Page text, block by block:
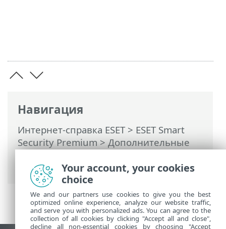
Навигация
Интернет-справка ESET> ESET Smart
Security Premium>Дополнительные
Уведомления на рабочем столе
Your account, your cookies
choice
We and our partners use cookies to give you the best
optimized online experience, analyze our website traffic,
and serve you with personalized ads. You can agree to the
collection of all cookies by clicking "Accept all and close",
decline all non-essential cookies by choosing "Accept